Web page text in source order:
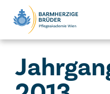
Seitenbereiche: